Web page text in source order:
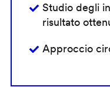
Studio degli
risultato
Approccio